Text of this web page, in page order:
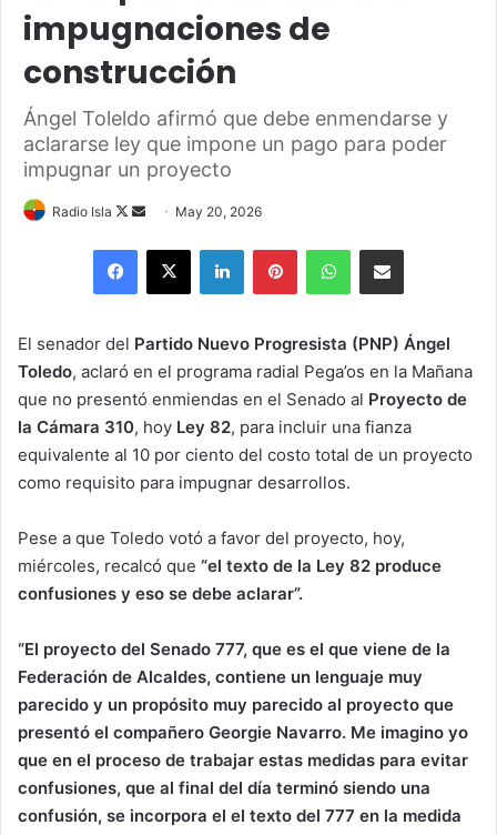
impugnaciones de
construcción
Ángel Toleldo afirmó que debe enmendarse y
aclararse ley que impone un pago para poder
impugnar un proyecto
Radio Isla
Follow
Send
email
May 20, 2026
Facebook
X LinkedInPinterestWhatsAppShare via Email
El senador del Partido Nuevo Progresista (PNP) Ángel
Toledo, aclaró en el programa radial Pega’os en la Mañana
que no presentó enmiendas en el Senado al Proyecto de
la Cámara 310, hoy Ley 82, para incluir una fianza
equivalente al 10 por ciento del costo total de un proyecto
como requisito para impugnar desarrollos.
Pese a que Toledo votó a favor del proyecto, hoy,
miércoles, recalcó que “el texto de la Ley 82 produce
confusiones y eso se debe aclarar”.
“El proyecto del Senado 777, que es el que viene de la
Federación de Alcaldes, contiene un lenguaje muy
parecido y un propósito muy parecido al proyecto que
presentó el compañero Georgie Navarro. Me imagino yo
que en el proceso de trabajar estas medidas para evitar
confusiones, que al final del día terminó siendo una
confusión, se incorpora el el texto del 777 en la medida